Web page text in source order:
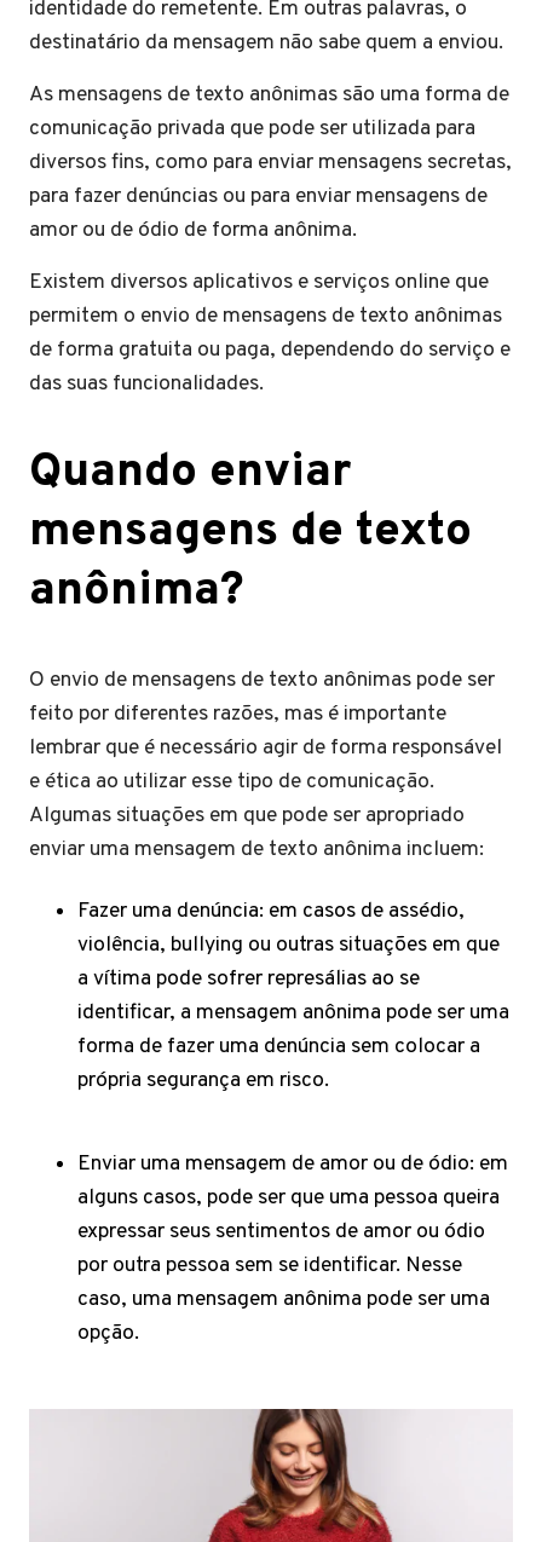
identidade do remetente. Em outras palavras, o
destinatário da mensagem não sabe quem a enviou.
As mensagens de texto anônimas são uma forma de
comunicação privada que pode ser utilizada para
diversos fins, como para enviar mensagens secretas,
para fazer denúncias ou para enviar mensagens de
amor ou de ódio de forma anônima.
Existem diversos aplicativos e serviços online que
permitem o envio de mensagens de texto anônimas
de forma gratuita ou paga, dependendo do serviço e
das suas funcionalidades.
Quando enviar
mensagens de texto
anônima?
O envio de mensagens de texto anônimas pode ser
feito por diferentes razões, mas é importante
lembrar que é necessário agir de forma responsável
e ética ao utilizar esse tipo de comunicação.
Algumas situações em que pode ser apropriado
enviar uma mensagem de texto anônima incluem:
Fazer uma denúncia: em casos de assédio,
violência, bullying ou outras situações em que
a vítima pode sofrer represálias ao se
identificar, a mensagem anônima pode ser uma
forma de fazer uma denúncia sem colocar a
própria segurança em risco.
Enviar uma mensagem de amor ou de ódio: em
alguns casos, pode ser que uma pessoa queira
expressar seus sentimentos de amor ou ódio
por outra pessoa sem se identificar. Nesse
caso, uma mensagem anônima pode ser uma
opção.